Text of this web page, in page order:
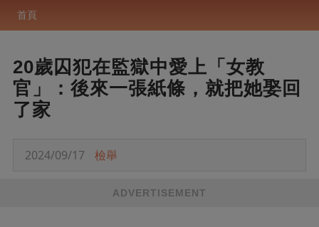
首頁
20歲囚犯在監獄中愛上「女教
官」：後來一張紙條，就把她娶回
了家
2024/09/17 檢舉
ADVERTISEMENT